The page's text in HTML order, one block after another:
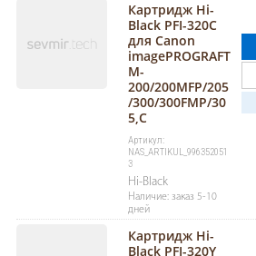
Картридж Hi-
Black PFI-320C
для Canon
imagePROGRAFT
M-
200/200MFP/205
/300/300FMP/30
5,С
Артикул:
NAS_ARTIKUL_996352051
3
Hi-Black
Наличие: заказ 5-10
дней
Картридж Hi-
Black PFI-320Y